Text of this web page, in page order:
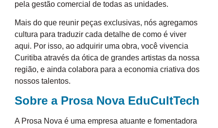
pela gestão comercial de todas as unidades.
Mais do que reunir peças exclusivas, nós agregamos
cultura para traduzir cada detalhe de como é viver
aqui. Por isso, ao adquirir uma obra, você vivencia
Curitiba através da ótica de grandes artistas da nossa
região, e ainda colabora para a economia criativa dos
nossos talentos.
Sobre a Prosa Nova EduCultTech
A Prosa Nova é uma empresa atuante e fomentadora